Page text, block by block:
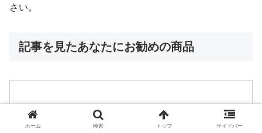
さい。
記事を見たあなたにお勧めの商品
ホーム 検索 トップ サイドバー